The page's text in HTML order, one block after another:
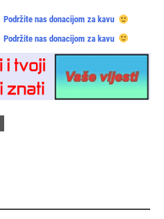
Podržite nas donacijom za kavu
Podržite nas donacijom za kavu